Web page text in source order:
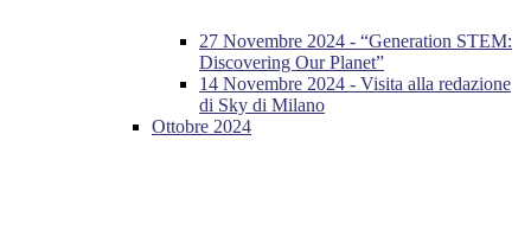
27 Novembre 2024 - “Generation STEM:
Discovering Our Planet”
14 Novembre 2024 - Visita alla redazione
di Sky di Milano
Ottobre 2024